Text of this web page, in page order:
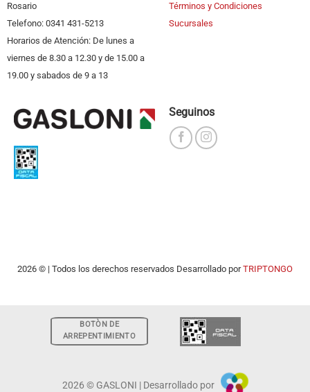
Rosario
Telefono: 0341 431-5213
Horarios de Atención: De lunes a
viernes de 8.30 a 12.30 y de 15.00 a
19.00 y sabados de 9 a 13
Términos y Condiciones
Sucursales
Seguinos
2026 © | Todos los derechos reservados Desarrollado porTRIPTONGO
BOTÒN DE
ARREPENTIMIENTO
2026 © GASLONI | Desarrollado por